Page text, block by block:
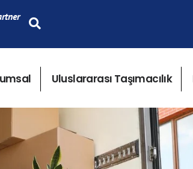
Uluslararası Taşımacılık